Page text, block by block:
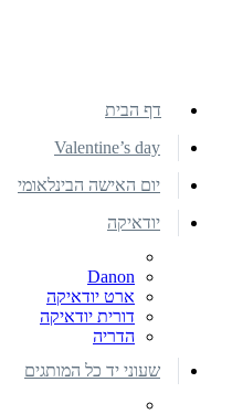
דף הבית
Valentine’s day
יום האישה הבינלאומי
יודאיקה
Danon
ארט יודאיקה
דורית יודאיקה
הדריה
שעוני יד כל המותגים